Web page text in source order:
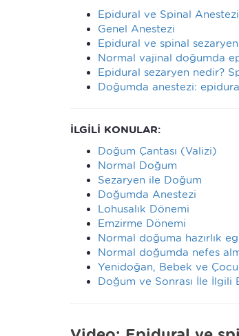
Epidural ve Spinal Anestezi
Genel Anestezi
Epidural ve spinal sezaryen
Normal vajinal doğumda
Epidural sezaryen nedir?
Doğumda anestezi:
İLGİLİ KONULAR:
Doğum Çantası (Valizi)
Normal Doğum
Sezaryen ile Doğum
Doğumda Anestezi
Lohusalık Dönemi
Emzirme Dönemi
Normal doğuma hazırlık
Normal doğumda nefes
Yenidoğan, Bebek ve
Doğum ve Sonrası İle İlgili